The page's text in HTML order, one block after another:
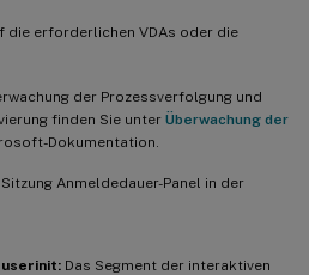
die erforderlichen VDAs oder die
der Prozessverfolgung und
finden Sie unter Überwachung der
Dokumentation.
Anmeldedauer-Panel in der
Das Segment der interaktiven